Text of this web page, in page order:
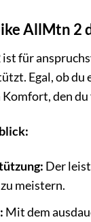
AllMtn 2
für
Egal, ob
den
Der
meistern.
Mit dem